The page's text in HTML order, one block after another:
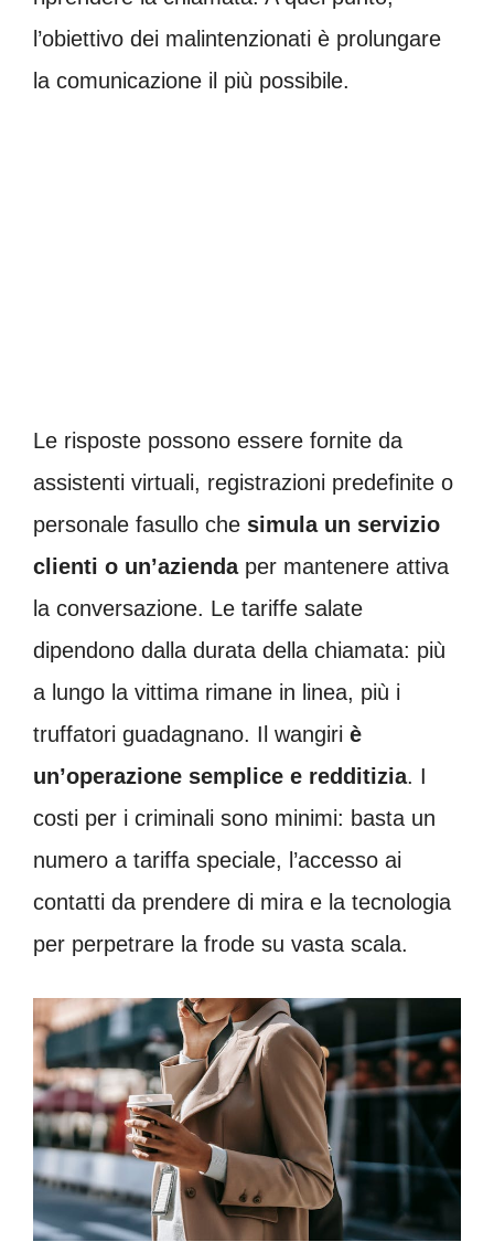
l’obiettivo dei malintenzionati è prolungare
la comunicazione il più possibile.
Le risposte possono essere fornite da
assistenti virtuali, registrazioni predefinite o
personale fasullo che simula un servizio
clienti o un’aziendaper mantenere attiva
la conversazione. Le tariffe salate
dipendono dalla durata della chiamata: più
a lungo la vittima rimane in linea, più i
truffatori guadagnano. Il wangiri è
un’operazione semplice e redditizia. I
costi per i criminali sono minimi: basta un
numero a tariffa speciale, l’accesso ai
contatti da prendere di mira e la tecnologia
per perpetrare la frode su vasta scala.